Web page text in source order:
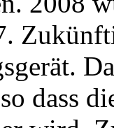
dass